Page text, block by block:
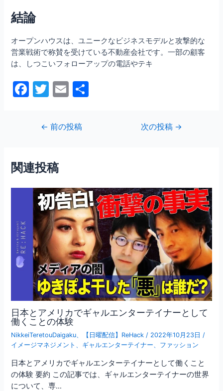
結論
オープンハウスは、ユニークなビジネスモデルと攻撃的な
営業戦術で称賛を受けている不動産会社です。一部の顧客
は、しつこいフォローアップの電話やテキ
F
o
o
k
T
itt
er
E
ai
l
ビ
ゲ
ョ
← 前の投稿 次の投稿 →
関連投稿
日本とアメリカでギャルエンターテイナーとして
働くことの体験
NikkeiTeretouDaigaku、 【日曜配信】ReHack / 2022年10月23日 /
イメージマネジメント 、 ギャルエンターテイナー、 ファッション
日本とアメリカでギャルエンターテイナーとして働くこと
の体験 要約 この記事では、ギャルエンターテイナーの世界
について、専…